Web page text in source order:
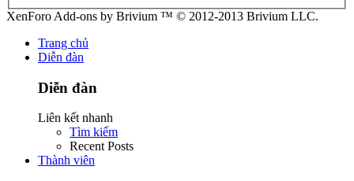
XenForo Add-ons by Brivium ™ © 2012-2013 Brivium LLC.
Trang chủ
Diễn đàn
Diễn đàn
Liên kết nhanh
Tìm kiếm
Recent Posts
Thành viên